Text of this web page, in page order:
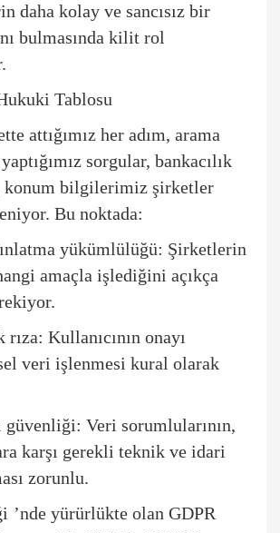
daha kolay ve sancısız bir
bulmasında kilit rol
Tablosu
attığımız her adım, arama
sorgular, bankacılık
bilgilerimiz şirketler
Bu noktada:
yükümlülüğü: Şirketlerin
amaçla işlediğini açıkça
rıza: Kullanıcının onayı
veri işlenmesi kural olarak
güvenliği: Veri sorumlularının,
karşı gerekli teknik ve idari
zorunlu.
’nde yürürlükte olan GDPR